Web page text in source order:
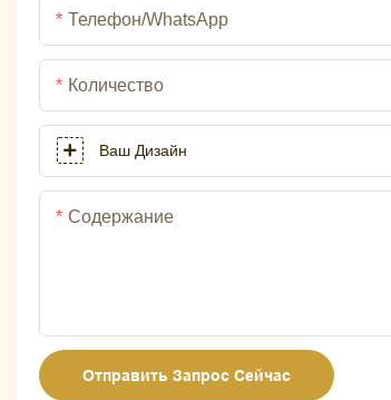
Телефон/WhatsApp
Количество
Ваш Дизайн
Содержание
Отправить Запрос Сейчас